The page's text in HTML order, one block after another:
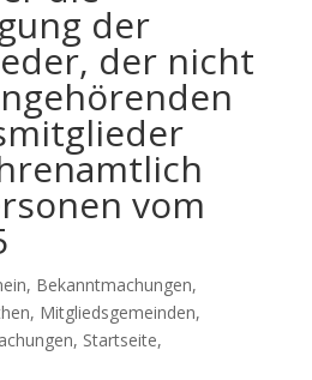
der
der nicht
vom
, Bekanntmachungen,
, Mitgliedsgemeinden,
, Startseite,